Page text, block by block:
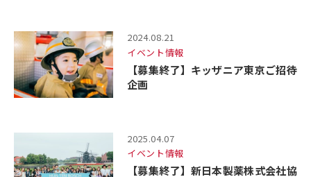
2024.08.21
イベント情報
【募集終了】キッザニア東京ご招待
企画
2025.04.07
イベント情報
【募集終了】新日本製薬株式会社協